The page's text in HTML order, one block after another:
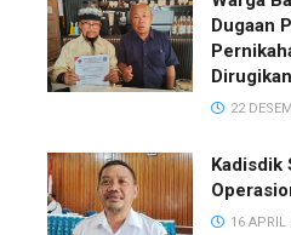
Dugaan
22
Kadisdik
16 APRIL